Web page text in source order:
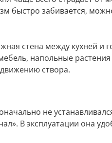
быстро забивается,
стена между кухней и
напольные
створа.
не
В эксплуатации она